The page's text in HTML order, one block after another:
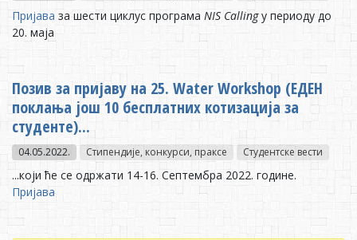
Пријава за шести циклус програма NIS Callingу периоду до
20. маја
Позив за пријаву на 25. Water Workshop (EДEН
пoклaњa joш 10 бeсплaтних кoтизaциja зa
студeнтe)...
04.05.2022. Стипендије, конкурси, праксе Студентске вести
...који ће се одржати 14-16. Септембра 2022. године.
Пријава